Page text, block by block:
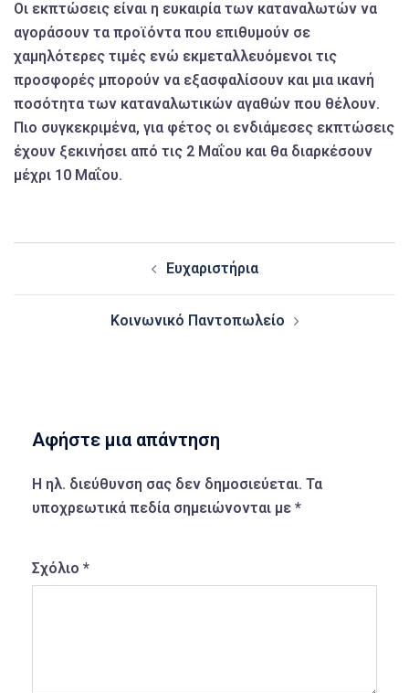
Οι εκπτώσεις είναι η ευκαιρία των καταναλωτών να
αγοράσουν τα προϊόντα που επιθυμούν σε
χαμηλότερες τιμές ενώ εκμεταλλευόμενοι τις
προσφορές μπορούν να εξασφαλίσουν και μια ικανή
ποσότητα των καταναλωτικών αγαθών που θέλουν.
Πιο συγκεκριμένα, για φέτος οι ενδιάμεσες εκπτώσεις
έχουν ξεκινήσει από τις 2 Μαΐου και θα διαρκέσουν
μέχρι 10 Μαΐου.
Ευχαριστήρια
Κοινωνικό Παντοπωλείο
Αφήστε μια απάντηση
Η ηλ. διεύθυνση σας δεν δημοσιεύεται. Τα
υποχρεωτικά πεδία σημειώνονται με *
Σχόλιο *